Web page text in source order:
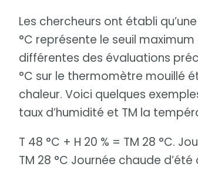
Les chercheurs ont établi
°C représente le seuil
différentes des évaluations
°C sur le thermomètre mouillé
chaleur. Voici quelques
taux d’humidité et TM la
T 48 °C + H 20 % = TM 28 °C.
TM 28 °C Journée chaude d’été